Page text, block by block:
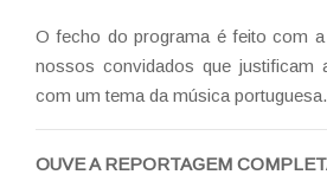
O fecho do programa é feito com
nossos convidados que justificam
com um tema da música
OUVE A REPORTAGEM